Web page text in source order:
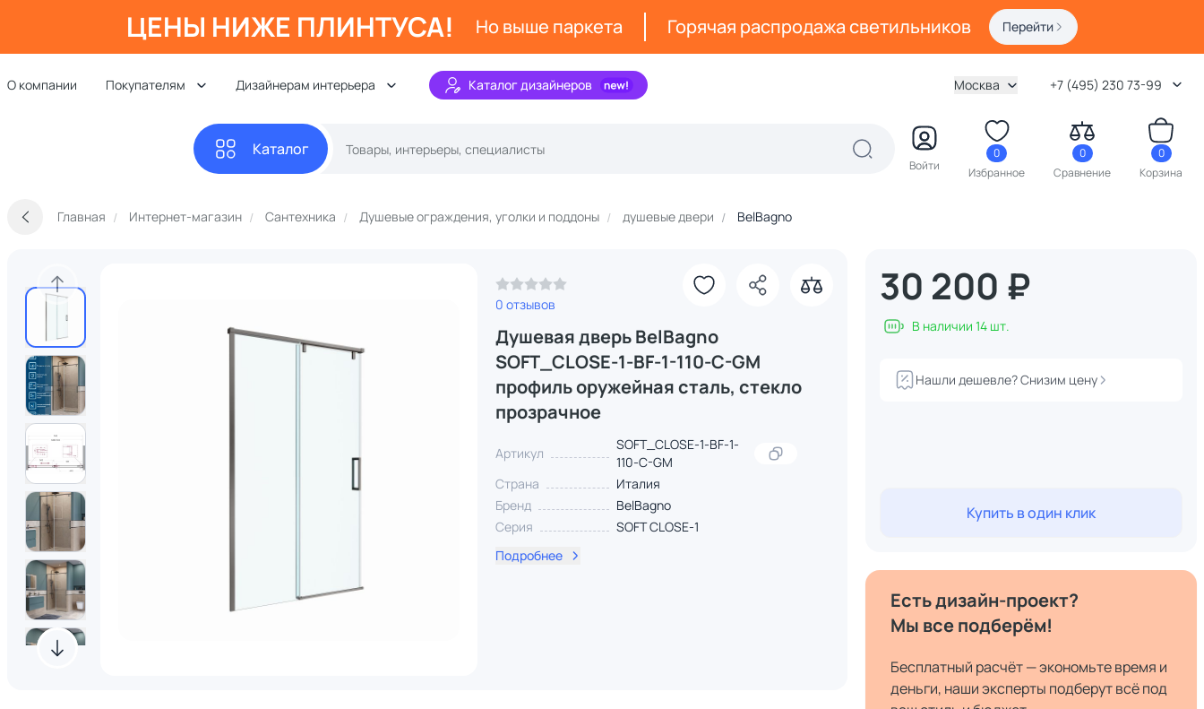
ЦЕНЫ НИЖЕ ПЛИНТУСА! Но выше паркета Горячая распродажа светильников Перейти
О компании Покупателям Дизайнерам интерьера Каталог дизайнеров Москва +7 (495) 230 73-99
Каталог
Войти
0
Избранное
0
Сравнение
0
Корзина
Главная Интернет-магазин Сантехника Душевые ограждения, уголки и поддоны душевые двери BelBagno
0 отзывов
Душевая дверь BelBagno
SOFT_CLOSE-1-BF-1-110-C-GM
профиль оружейная сталь, стекло
прозрачное
Артикул
SOFT_CLOSE-1-BF-1-
110-C-GM
Страна
Италия
Бренд
BelBagno
Серия
SOFT CLOSE-1
Подробнее
30 200 ₽
В наличии 14 шт.
Нашли дешевле? Снизим цену
Купить в один клик
Есть дизайн-проект?
Мы все подберём!
Бесплатный расчёт — экономьте время и
деньги, наши эксперты подберут всё под